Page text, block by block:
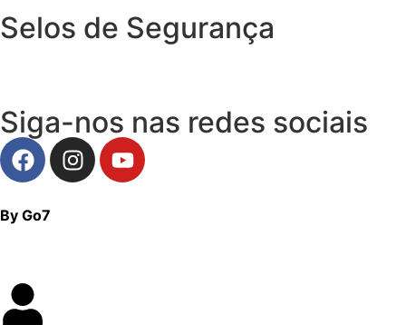
Selos de Segurança
Siga-nos nas redes sociais
By Go7